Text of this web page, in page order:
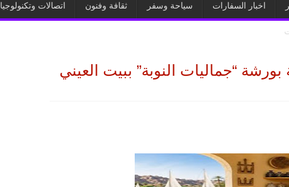
اخبار السفارات سياحة وسفر ثقافة وفنون اتصالات وتكنولوجيا
بورشة “جماليات النوبة” ببيت العيني